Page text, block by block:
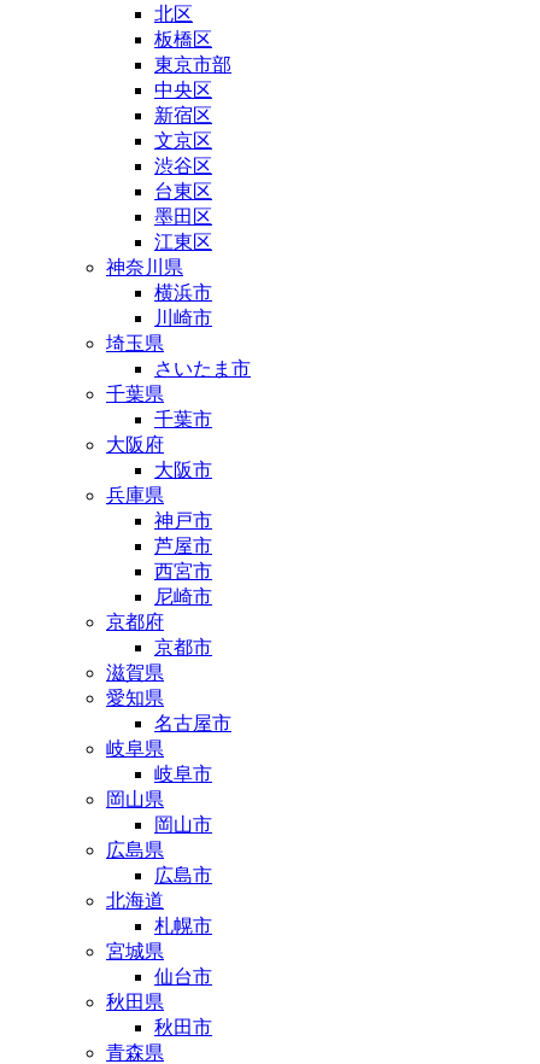
北区
板橋区
東京市部
中央区
新宿区
文京区
渋谷区
台東区
墨田区
江東区
神奈川県
横浜市
川崎市
埼玉県
さいたま市
千葉県
千葉市
大阪府
大阪市
兵庫県
神戸市
芦屋市
西宮市
尼崎市
京都府
京都市
滋賀県
愛知県
名古屋市
岐阜県
岐阜市
岡山県
岡山市
広島県
広島市
北海道
札幌市
宮城県
仙台市
秋田県
秋田市
青森県